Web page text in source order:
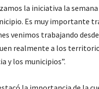
la iniciativa la
Es muy importante
venimos trabajando
realmente a los
y los municipios”.